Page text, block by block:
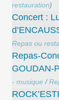
restauration)
Concert :
Repas ou
Repas-
GOUDAN-
- musique/